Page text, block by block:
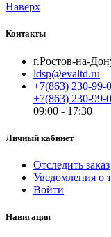
Наверх
Контакты
г.Ростов-на-
ldsp@evaltd.ru
+7(863) 230-99-
+7(863) 230-99-
09:00 - 17:30
Личный кабинет
Отследить заказ
Уведомления о
Войти
Навигация